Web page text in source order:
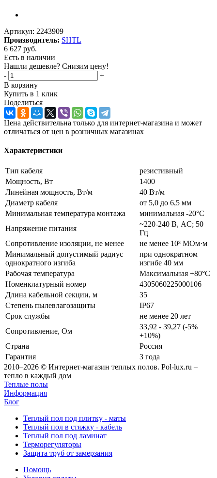
Артикул: 2243909
Производитель: SHTL
6 627 руб.
Есть в наличии
Нашли дешевле? Снизим цену!
-
+
В корзину
Купить в 1 клик
Поделиться
Цена действительна только для интернет-магазина и может
отличаться от цен в розничных магазинах
Характеристики
Тип кабеля
резистивный
Мощность, Вт
1400
Линейная мощность, Вт/м
40 Вт/м
Диаметр кабеля
от 5,0 до 6,5 мм
Минимальная температура монтажа
минимальная -20°С
Напряжение питания
~220-240 В, AC; 50
Гц
Сопротивление изоляции, не менее
не менее 10³ МОм·м
Минимальный допустимый радиус
однократного изгиба
при однократном
изгибе 40 мм
Рабочая температура
Максимальная +80°С
Номенклатурный номер
4305060225000106
Длина кабельной секции, м
35
Степень пылевлагозащиты
IP67
Срок службы
не менее 20 лет
Сопротивление, Ом
33,92 - 39,27 (-5%
+10%)
Страна
Россия
Гарантия
3 года
2010–2026 © Интернет-магазин теплых полов. Pol-lux.ru –
тепло в каждый дом
Теплые полы
Информация
Блог
Теплый пол под плитку - маты
Теплый пол в стяжку - кабель
Теплый пол под ламинат
Терморегуляторы
Защита труб от замерзания
Помощь